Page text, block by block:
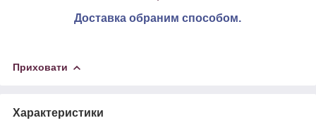
Доставка обраним способом.
Приховати
Характеристики